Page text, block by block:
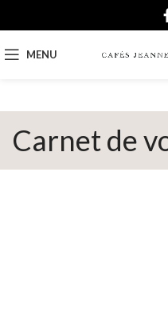
MENU
Carnet de